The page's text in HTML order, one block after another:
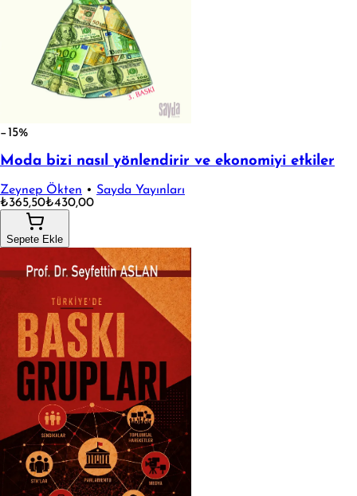
−15%
Moda bizi nasıl yönlendirir ve ekonomiyi etkiler
Zeynep Ökten • Sayda Yayınları
₺365,50₺430,00
Sepete Ekle